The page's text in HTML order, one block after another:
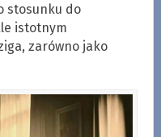
stosunku do
istotnym
zarówno jako